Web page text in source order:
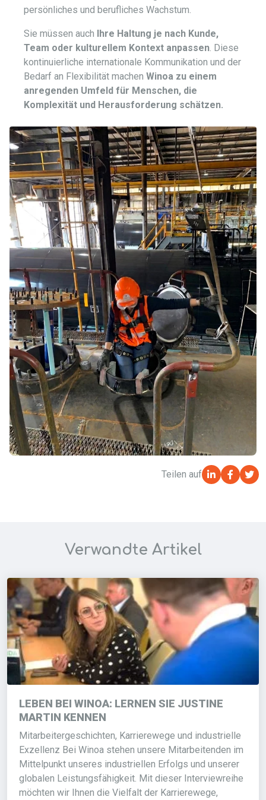
persönliches und berufliches Wachstum.
Sie müssen auch Ihre Haltung je nach Kunde,
Team oder kulturellem Kontext anpassen . Diese
kontinuierliche internationale Kommunikation und der
Bedarf an Flexibilität machen Winoa zu einem
anregenden Umfeld für Menschen, die
Komplexität und Herausforderung schätzen.
Teilen auf
Verwandte Artikel
LEBEN BEI WINOA: LERNEN SIE JUSTINE
MARTIN KENNEN
Mitarbeitergeschichten, Karrierewege und industrielle
Exzellenz Bei Winoa stehen unsere Mitarbeitenden im
Mittelpunkt unseres industriellen Erfolgs und unserer
globalen Leistungsfähigkeit. Mit dieser Interviewreihe
möchten wir Ihnen die Vielfalt der Karrierewege,